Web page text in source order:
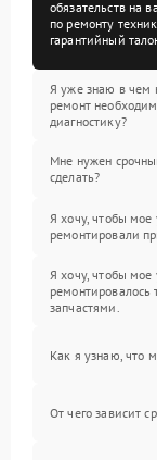
обязательств на
по ремонту
гарантийный
Я уже знаю в чем
ремонт
диагностику?
Мне нужен
сделать?
Я хочу, чтобы мое
ремонтировали
Я хочу, чтобы мое
ремонтировалось
запчастями.
Как я узнаю, что
От чего зависит